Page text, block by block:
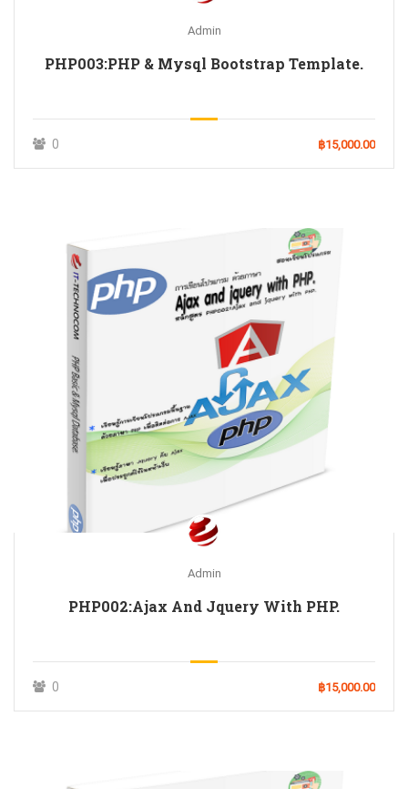
Admin
PHP003:PHP & Mysql Bootstrap Template.
0 ฿15,000.00
Admin
PHP002:Ajax And Jquery With PHP.
0 ฿15,000.00